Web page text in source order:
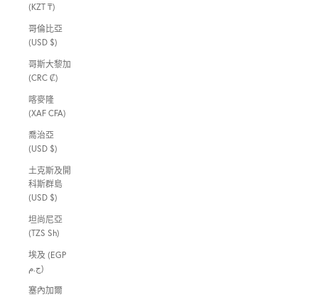
(KZT ₸)
哥倫比亞
(USD $)
哥斯大黎加
(CRC ₡)
喀麥隆
(XAF CFA)
喬治亞
(USD $)
土克斯及開
科斯群島
(USD $)
坦尚尼亞
(TZS Sh)
埃及 (EGP
ج.م)
塞內加爾